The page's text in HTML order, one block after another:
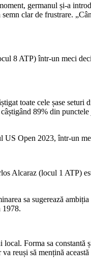
germanul și-a
clar de frustrare.
8 ATP) într-un meci
toate cele șase
89% din
Open 2023, într-un
Alcaraz (locul 1 ATP)
sa sugerează
1978.
Forma sa
reuși să mențină